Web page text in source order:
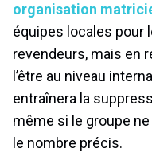
organisation
équipes locales pour
revendeurs, mais en
l’être au niveau
entraînera la
même si le groupe
le nombre précis.